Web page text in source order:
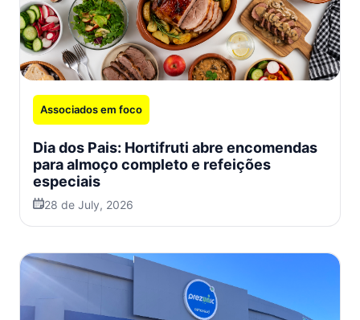
Associados em foco
Dia dos Pais: Hortifruti abre encomendas
para almoço completo e refeições
especiais
28 de July, 2026